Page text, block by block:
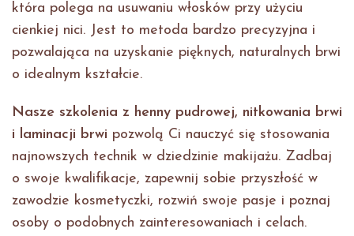
która polega na usuwaniu włosków przy użyciu
cienkiej nici. Jest to metoda bardzo precyzyjna i
pozwalająca na uzyskanie pięknych, naturalnych brwi
o idealnym kształcie.
Nasze szkolenia z henny pudrowej, nitkowania brwi
i laminacji brwi pozwolą Ci nauczyć się stosowania
najnowszych technik w dziedzinie makijażu. Zadbaj
o swoje kwalifikacje, zapewnij sobie przyszłość w
zawodzie kosmetyczki, rozwiń swoje pasje i poznaj
osoby o podobnych zainteresowaniach i celach.